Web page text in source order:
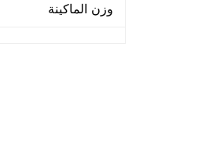
وزن الماكينة